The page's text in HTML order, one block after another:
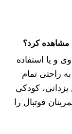
مشاهده کرد؟
و یا استفاده
راحتی تمام
کودکی
فوتبال را